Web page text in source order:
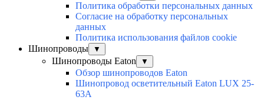
Политика обработки персональных данных
Согласие на обработку персональных
данных
Политика использования файлов cookie
Шинопроводы
▼
Шинопроводы Eaton ▼
Обзор шинопроводов Eaton
Шинопровод осветительный Eaton LUX 25-
63A